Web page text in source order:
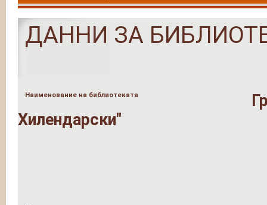
ДАННИ ЗА
Наименование на библиотеката
Хилендарски"